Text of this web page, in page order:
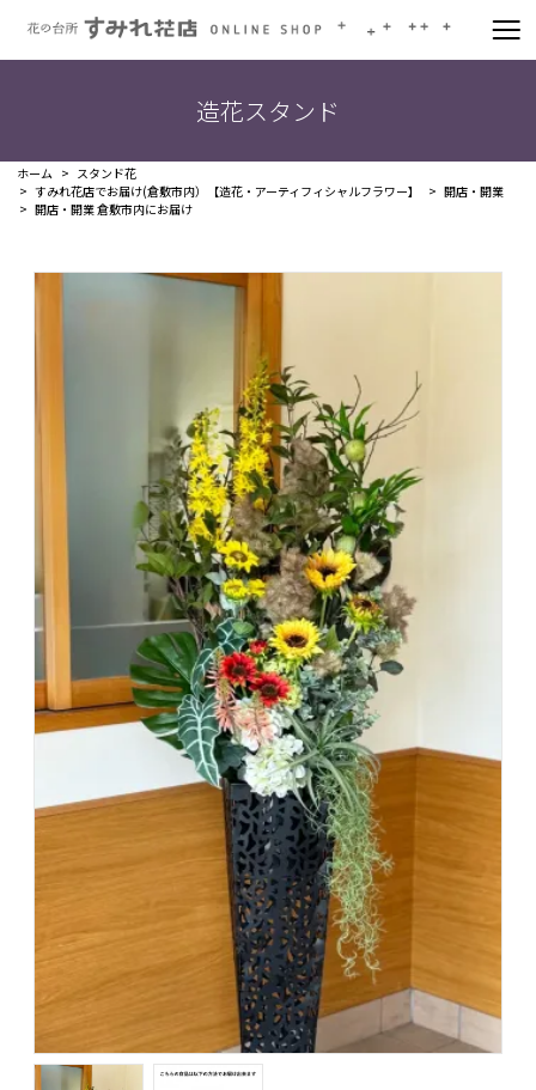
造花スタンド
ホーム
スタンド花
すみれ花店でお届け(倉敷市内）【造花・アーティフィシャルフラワー】
開店・開業
開店・開業 倉敷市内にお届け